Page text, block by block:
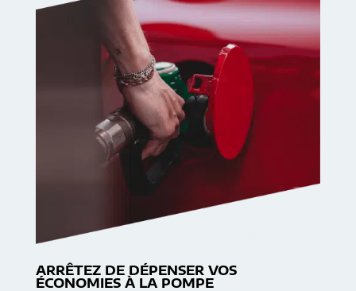
ARRÊTEZ DE DÉPENSER VOS
ÉCONOMIES À LA POMPE